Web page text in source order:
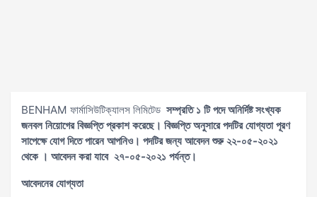
BENHAM ফার্মাসিউটিক্যালস লিমিটেড সম্প্রতি ১ টি পদেঅনির্দিষ্ট সংখ্যক
জনবলনিয়োগের বিজ্ঞপ্তি প্রকাশ করেছে। বিজ্ঞপ্তি অনুসারে পদটির যোগ্যতা পূরণ
সাপেক্ষে যোগ দিতে পারেন আপনিও। পদটির জন্য আবেদন শুরু ২২-০৫-২০২১
থেকে । আবেদন করা যাবে ২৭-০৫-২০২১ পর্যন্ত।
আবেদনের যোগ্যতা